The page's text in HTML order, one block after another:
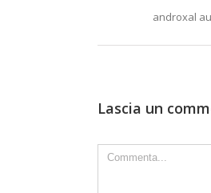
androxal
Lascia un
Comment